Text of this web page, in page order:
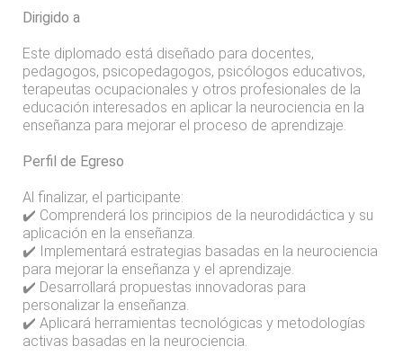
Dirigido a
Este diplomado está diseñado para docentes,
pedagogos, psicopedagogos, psicólogos educativos,
terapeutas ocupacionales y otros profesionales de la
educación interesados en aplicar la neurociencia en la
enseñanza para mejorar el proceso de aprendizaje.
Perfil de Egreso
Al finalizar, el participante:
✔️ Comprenderá los principios de la neurodidáctica y su
aplicación en la enseñanza.
✔️ Implementará estrategias basadas en la neurociencia
para mejorar la enseñanza y el aprendizaje.
✔️ Desarrollará propuestas innovadoras para
personalizar la enseñanza.
✔️ Aplicará herramientas tecnológicas y metodologías
activas basadas en la neurociencia.